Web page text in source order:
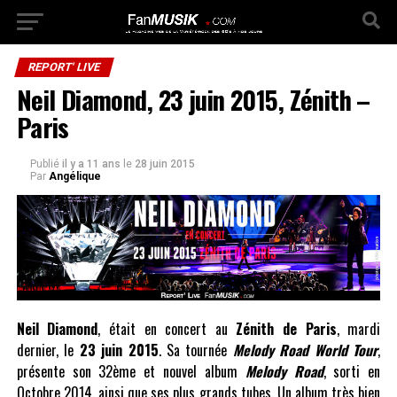
REPORT' LIVE
Neil Diamond, 23 juin 2015, Zénith –
Paris
Publié il y a 11 ans le 28 juin 2015
Par Angélique
Neil Diamond, était en concert au Zénith de Paris, mardi
dernier, le 23 juin 2015. Sa tournée Melody Road World Tour,
présente son 32ème et nouvel album Melody Road, sorti en
Octobre 2014, ainsi que ses plus grands tubes. Un album très bien